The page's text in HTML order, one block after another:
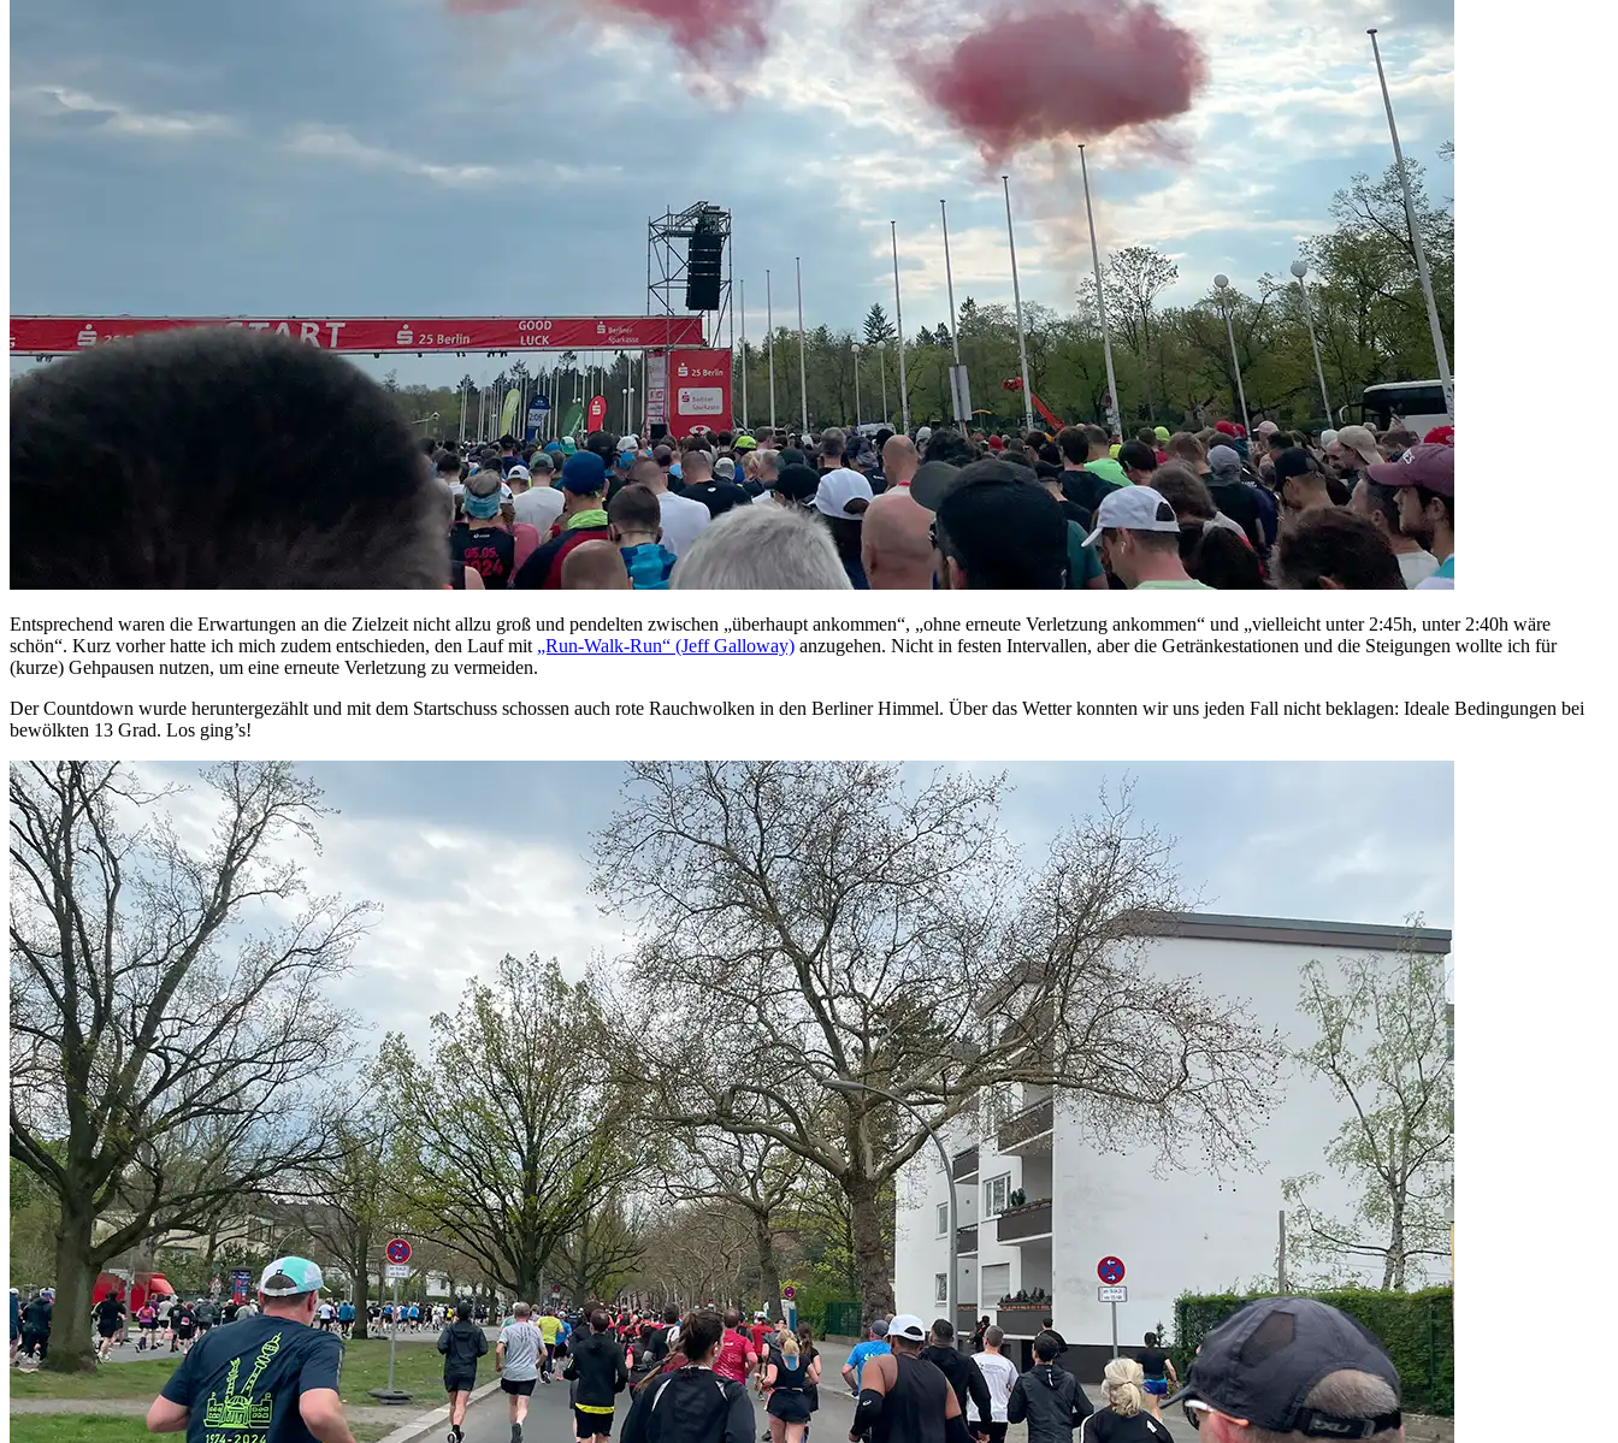
Entsprechend waren die Erwartungen an die Zielzeit nicht allzu groß und pendelten zwischen „überhaupt ankommen“, „ohne erneute Verletzung ankommen“ und „vielleicht unter 2:45h, unter 2:40h wäre
schön“. Kurz vorher hatte ich mich zudem entschieden, den Lauf mit „Run-Walk-Run“ (Jeff Galloway) anzugehen. Nicht in festen Intervallen, aber die Getränkestationen und die Steigungen wollte ich für
(kurze) Gehpausen nutzen, um eine erneute Verletzung zu vermeiden.
Der Countdown wurde heruntergezählt und mit dem Startschuss schossen auch rote Rauchwolken in den Berliner Himmel. Über das Wetter konnten wir uns jeden Fall nicht beklagen: Ideale Bedingungen bei
bewölkten 13 Grad. Los ging’s!